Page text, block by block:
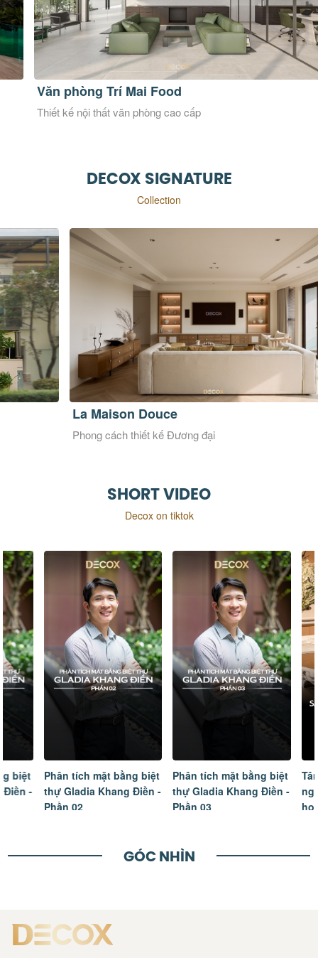
Văn phòng Trí Mai Food
Thiết kế nội thất văn phòng cao cấp
DECOX SIGNATURE
Collection
La Maison Douce
Phong cách thiết kế Đương đại
SHORT VIDEO
Decox on tiktok
Phân tích mặt bằng biệt
thự Gladia Khang Điền -
Phân tích mặt bằng biệt
thự Gladia Khang Điền -
Tâm sự
ngôi nhà
hoàn thiện
GÓC NHÌN